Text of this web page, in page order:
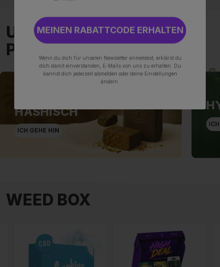
UNSERE PREMIUM-
PRODUKTE
HASHISCH
ICH GEHE HIN
WEED BOX
MEINEN RABATTCODE ERHALTEN
Wenn du dich für unseren Newsletter anmeldest, erklärst du
dich damit einverstanden, E-Mails von uns zu erhalten. Du
kannst dich jederzeit abmelden oder deine Einstellungen
ändern.